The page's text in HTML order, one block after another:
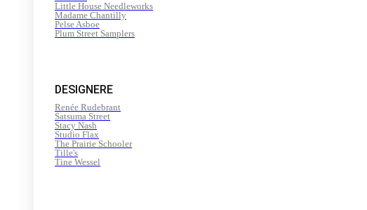
Little House Needleworks
Madame Chantilly
Pelse Asboe
Plum Street Samplers
DESIGNERE
Renée Rudebrant
Satsuma Street
Stacy Nash
Studio Flax
The Prairie Schooler
Tille's
Tine Wessel